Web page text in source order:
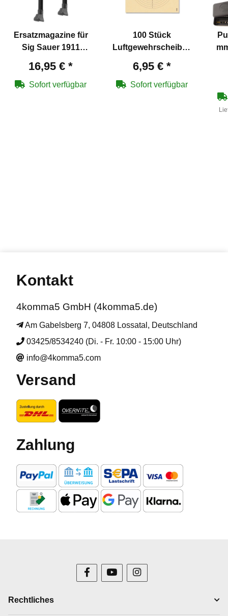
Ersatzmagazine für
Sig Sauer 1911
4,5 mm BB Blowback
Co2-Pistole - 2 Stück
16,95 € *
Sofort verfügbar
100 Stück
Luftgewehrscheiben
6,95 € *
Sofort verfügbar
Kontakt
4komma5 GmbH (4komma5.de)
Am Gabelsberg 7, 04808 Lossatal, Deutschland
03425/8534240 (Di. - Fr. 10:00 - 15:00 Uhr)
info@4komma5.com
Versand
Zahlung
Rechtliches